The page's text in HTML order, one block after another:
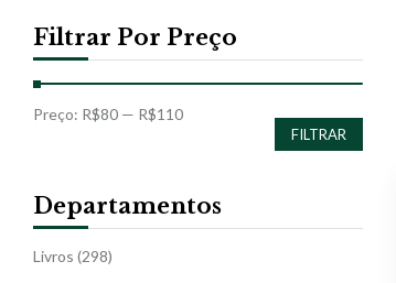
Filtrar Por Preço
FILTRAR
Preço: R$80 — R$110
Departamentos
Livros (298)